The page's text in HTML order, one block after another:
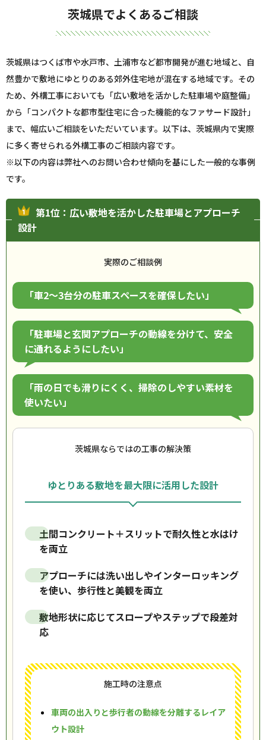
茨城県でよくあるご相談
茨城県はつくば市や水戸市、土浦市など都市開発が進む地域と、自
然豊かで敷地にゆとりのある郊外住宅地が混在する地域です。その
ため、外構工事においても「広い敷地を活かした駐車場や庭整備」
から「コンパクトな都市型住宅に合った機能的なファサード設計」
まで、幅広いご相談をいただいています。以下は、茨城県内で実際
に多く寄せられる外構工事のご相談内容です。
※以下の内容は弊社へのお問い合わせ傾向を基にした一般的な事例
です。
第1位：広い敷地を活かした駐車場とアプローチ
設計
実際のご相談例
「車2〜3台分の駐車スペースを確保したい」
「駐車場と玄関アプローチの動線を分けて、安全
に通れるようにしたい」
「雨の日でも滑りにくく、掃除のしやすい素材を
使いたい」
茨城県ならではの工事の解決策
ゆとりある敷地を最大限に活用した設計
土間コンクリート＋スリットで耐久性と水はけ
を両立
アプローチには洗い出しやインターロッキング
を使い、歩行性と美観を両立
敷地形状に応じてスロープやステップで段差対
応
施工時の注意点
車両の出入りと歩行者の動線を分離するレイア
ウト設計